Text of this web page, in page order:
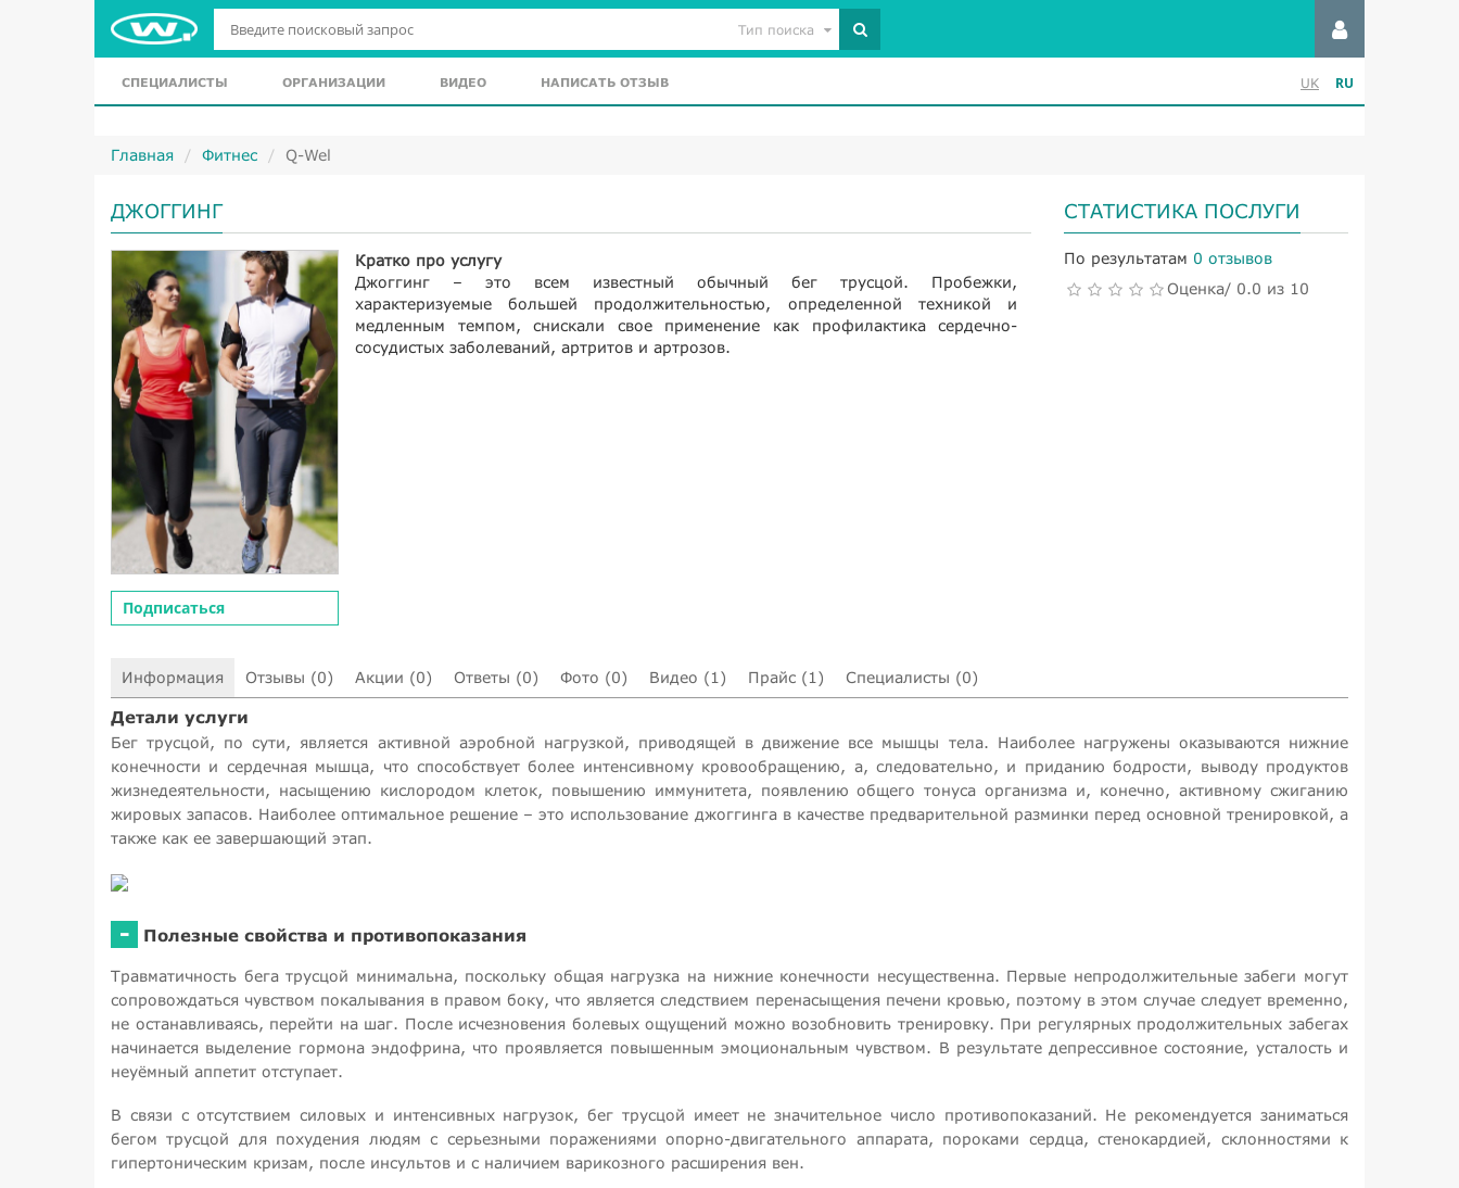
Тип поиска
СПЕЦИАЛИСТЫ ОРГАНИЗАЦИИ ВИДЕО НАПИСАТЬ ОТЗЫВ UK RU
Главная Фитнес Q-Wel
ДЖОГГИНГ
Подписаться
Кратко про услугу
Джоггинг – это всем известный обычный бег трусцой. Пробежки,
характеризуемые большей продолжительностью, определенной техникой и
медленным темпом, снискали свое применение как профилактика сердечно-
сосудистых заболеваний, артритов и артрозов.
СТАТИСТИКА ПОСЛУГИ
По результатам 0 отзывов
Оценка/ 0.0 из 10
Информация Отзывы (0) Акции (0) Ответы (0) Фото (0) Видео (1) Прайс (1) Специалисты (0)
Детали услуги
Бег трусцой, по сути, является активной аэробной нагрузкой, приводящей в движение все мышцы тела. Наиболее нагружены оказываются нижние
конечности и сердечная мышца, что способствует более интенсивному кровообращению, а, следовательно, и приданию бодрости, выводу продуктов
жизнедеятельности, насыщению кислородом клеток, повышению иммунитета, появлению общего тонуса организма и, конечно, активному сжиганию
жировых запасов. Наиболее оптимальное решение – это использование джоггинга в качестве предварительной разминки перед основной тренировкой, а
также как ее завершающий этап.
- Полезные свойства и противопоказания
Травматичность бега трусцой минимальна, поскольку общая нагрузка на нижние конечности несущественна. Первые непродолжительные забеги могут
сопровождаться чувством покалывания в правом боку, что является следствием перенасыщения печени кровью, поэтому в этом случае следует временно,
не останавливаясь, перейти на шаг. После исчезновения болевых ощущений можно возобновить тренировку. При регулярных продолжительных забегах
начинается выделение гормона эндофрина, что проявляется повышенным эмоциональным чувством. В результате депрессивное состояние, усталость и
неуёмный аппетит отступает.
В связи с отсутствием силовых и интенсивных нагрузок, бег трусцой имеет не значительное число противопоказаний. Не рекомендуется заниматься
бегом трусцой для похудения людям с серьезными поражениями опорно-двигательного аппарата, пороками сердца, стенокардией, склонностями к
гипертоническим кризам, после инсультов и с наличием варикозного расширения вен.